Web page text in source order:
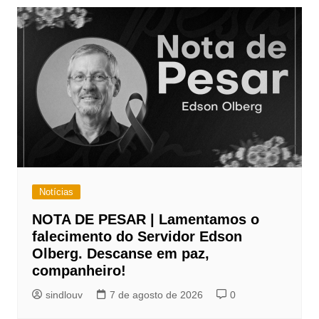
A
p
p
b
o
o
k
Li
k
Post
Notícias
NOTA DE PESAR | Lamentamos o
falecimento do Servidor Edson
Olberg. Descanse em paz,
companheiro!
sindlouv 7 de agosto de 2026 0